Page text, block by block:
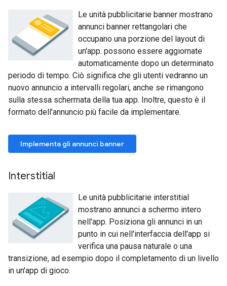
Le unità pubblicitarie banner mostrano
annunci banner rettangolari che
occupano una porzione del layout di
un'app. possono essere aggiornate
automaticamente dopo un determinato
periodo di tempo. Ciò significa che gli utenti vedranno un
nuovo annuncio a intervalli regolari, anche se rimangono
sulla stessa schermata della tua app. Inoltre, questo è il
formato dell'annuncio più facile da implementare.
Implementa gli annunci banner
Interstitial
Le unità pubblicitarie interstitial
mostrano annunci a schermo intero
nell'app. Posiziona gli annunci in un
punto in cui nell'interfaccia dell'app si
verifica una pausa naturale o una
transizione, ad esempio dopo il completamento di un livello
in un'app di gioco.